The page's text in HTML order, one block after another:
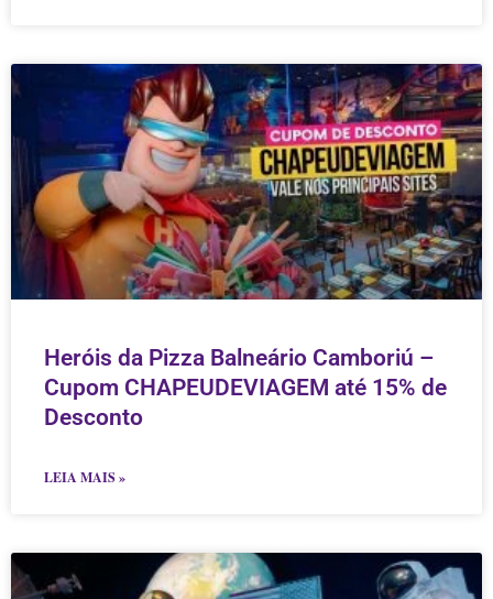
Heróis da Pizza Balneário Camboriú –
Cupom CHAPEUDEVIAGEM até 15% de
Desconto
LEIA MAIS »